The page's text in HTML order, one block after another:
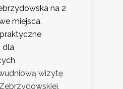
na 2
miejsca,
dla
wizytę